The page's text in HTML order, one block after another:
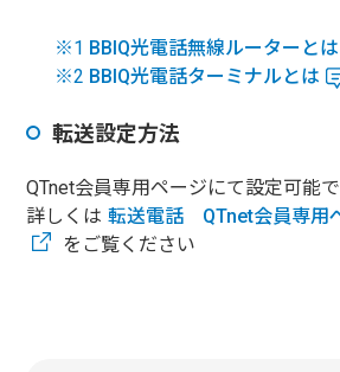
※1 BBIQ光電話無線ルーターとは
※2 BBIQ光電話ターミナルとは
転送設定方法
QTnet会員専用ページにて設定可能で
詳しくは 転送電話 QTnet会員専用
をご覧ください